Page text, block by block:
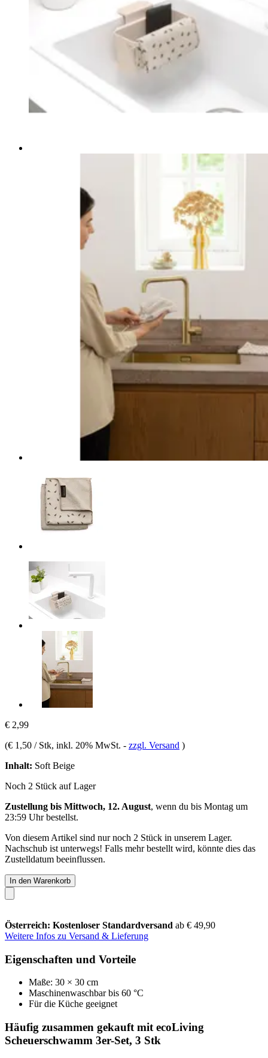
€ 2,99
(€ 1,50 / Stk, inkl. 20% MwSt. - zzgl. Versand )
Inhalt: Soft Beige
Noch 2 Stück auf Lager
Zustellung bis Mittwoch, 12. August, wenn du bis Montag um
23:59 Uhrbestellst.
Von diesem Artikel sind nur noch 2 Stück in unserem Lager.
Nachschub ist unterwegs! Falls mehr bestellt wird, könnte dies das
Zustelldatum beeinflussen.
In den Warenkorb
Österreich: Kostenloser Standardversand ab € 49,90
Weitere Infos zu Versand & Lieferung
Eigenschaften und Vorteile
Maße: 30 × 30 cm
Maschinenwaschbar bis 60 °C
Für die Küche geeignet
Häufig zusammen gekauft mit ecoLiving
Scheuerschwamm 3er-Set, 3 Stk